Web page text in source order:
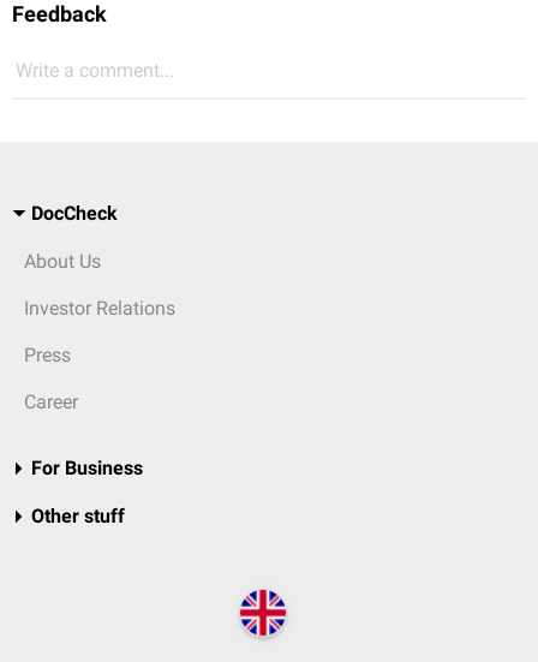
Feedback
Write a comment...
DocCheck
About Us
Investor Relations
Press
Career
For Business
Other stuff